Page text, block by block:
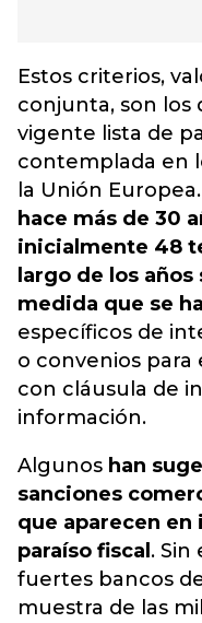
Estos criterios,
conjunta, son los
vigente lista de
contemplada en
la Unión Europea.
hace más de 30
inicialmente 48
largo de los
medida que se
específicos de
o convenios para
con cláusula de
información.
Algunos han
sanciones
que aparecen
paraíso fiscal . Sin
fuertes bancos
muestra de las